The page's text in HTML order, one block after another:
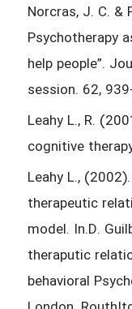
Norcras, J. C. &
Psychotherapy
help people”.
session. 62,
Leahy L., R.
cognitive
Leahy L.,
therapeutic
model. In.D.
theraputic
behavioral